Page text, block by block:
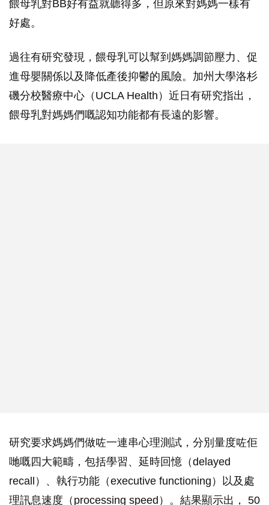
餵母乳對BB好有益就聽得多，但原來對媽媽一樣有
好處。
過往有研究發現，餵母乳可以幫到媽媽調節壓力、促
進母嬰關係以及降低產後抑鬱的風險。加州大學洛杉
磯分校醫療中心（UCLA Health）近日有研究指出，
餵母乳對媽媽們嘅認知功能都有長遠的影響。
研究要求媽媽們做咗一連串心理測試，分別量度咗佢
哋嘅四大範疇，包括學習、延時回憶（delayed
recall）、執行功能（executive functioning）以及處
理訊息速度（processing speed）。結果顯示出， 50